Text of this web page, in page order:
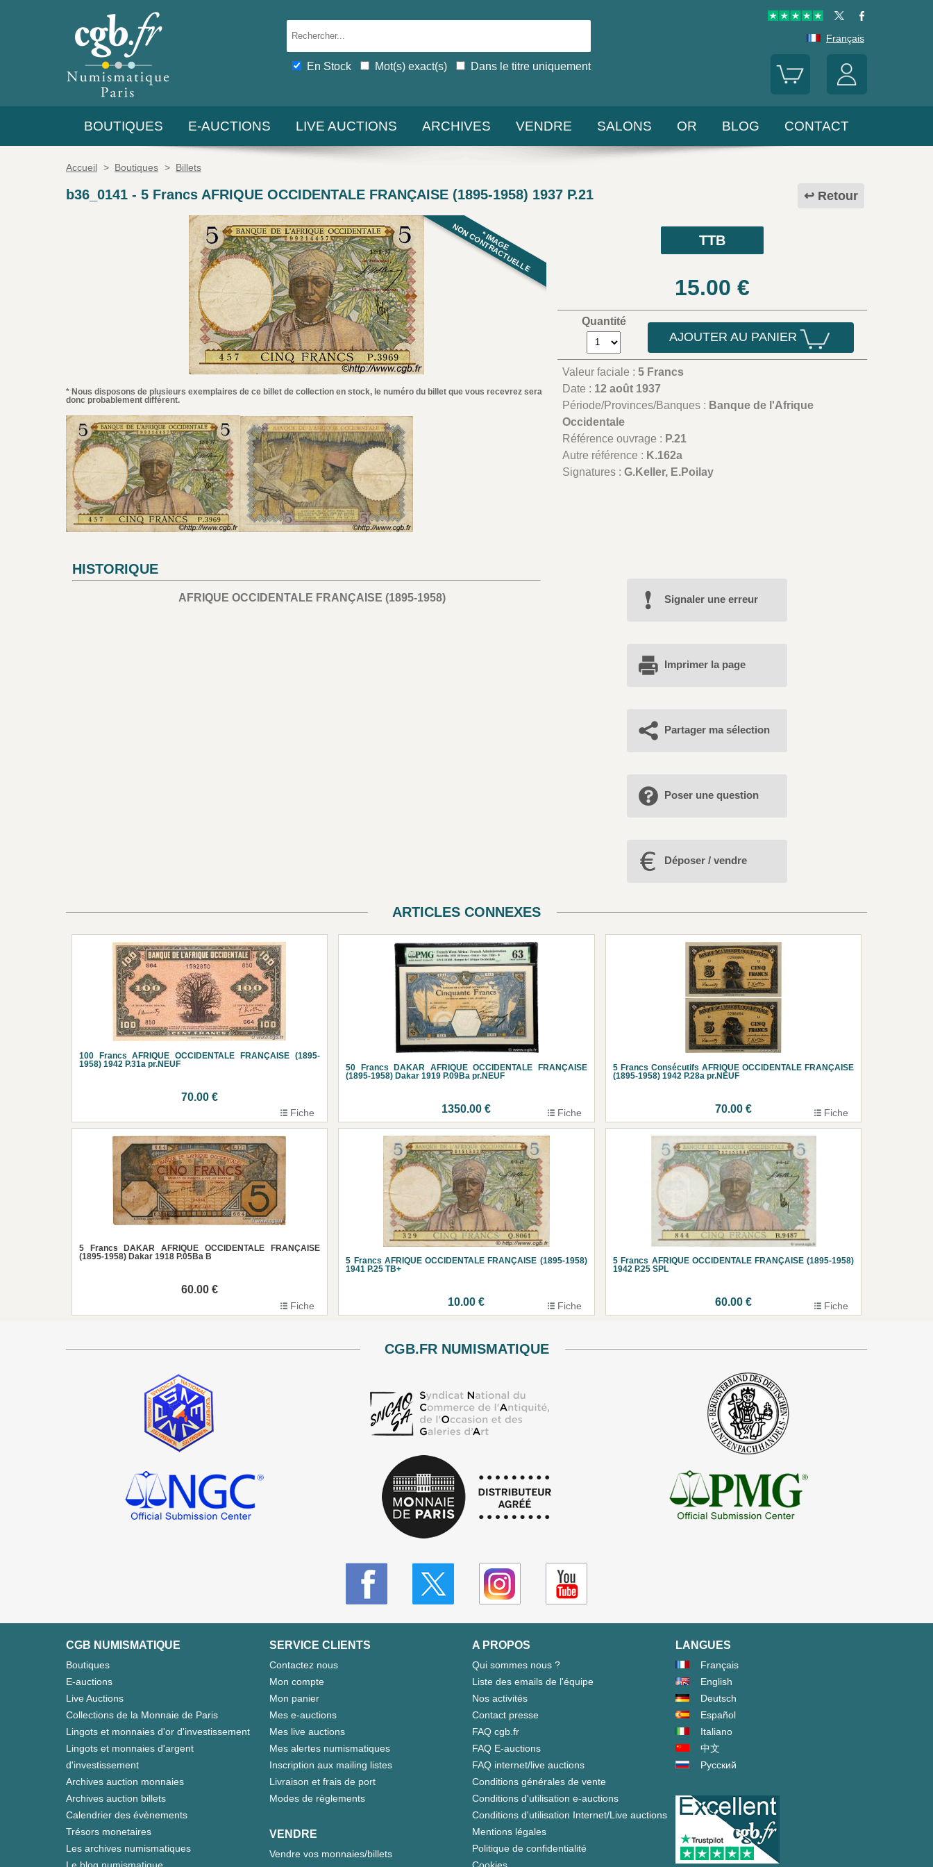
En Stock Mot(s) exact(s) Dans le titre uniquement
Français
BOUTIQUES E-AUCTIONS LIVE AUCTIONS ARCHIVES VENDRE SALONS OR BLOG CONTACT
Accueil > Boutiques > Billets
Retour
b36_0141 - 5 Francs AFRIQUE OCCIDENTALE FRANÇAISE (1895-1958) 1937 P.21
* IMAGE
NON CONTRACTUELLE
* Nous disposons de plusieurs exemplaires de ce billet de collection en stock, le numéro du billet que vous recevrez sera
donc probablement différent.
TTB
15.00 €
Quantité
AJOUTER AU PANIER
Valeur faciale :5 Francs
Date : 12 août 1937
Période/Provinces/Banques : Banque de l'Afrique
Occidentale
Référence ouvrage : P.21
Autre référence : K.162a
Signatures :G.Keller, E.Poilay
HISTORIQUE
AFRIQUE OCCIDENTALE FRANÇAISE (1895-1958) Signaler une erreur
Imprimer la page
Partager ma sélection
Poser une question
Déposer / vendre
ARTICLES CONNEXES
100 Francs AFRIQUE OCCIDENTALE FRANÇAISE (1895-
1958) 1942 P.31a pr.NEUF
70.00 €
Fiche
50 Francs DAKAR AFRIQUE OCCIDENTALE FRANÇAISE
(1895-1958) Dakar 1919 P.09Ba pr.NEUF
1350.00 € Fiche
5 Francs Consécutifs AFRIQUE OCCIDENTALE FRANÇAISE
(1895-1958) 1942 P.28a pr.NEUF
70.00 € Fiche
5 Francs DAKAR AFRIQUE OCCIDENTALE FRANÇAISE
(1895-1958) Dakar 1918 P.05Ba B
60.00 €
Fiche
5 Francs AFRIQUE OCCIDENTALE FRANÇAISE (1895-1958)
1941 P.25 TB+
10.00 € Fiche
5 Francs AFRIQUE OCCIDENTALE FRANÇAISE (1895-1958)
1942 P.25 SPL
60.00 € Fiche
CGB.FR NUMISMATIQUE
CGB NUMISMATIQUE
Boutiques
E-auctions
Live Auctions
Collections de la Monnaie de Paris
Lingots et monnaies d'or d'investissement
Lingots et monnaies d'argent
d'investissement
Archives auction monnaies
Archives auction billets
Calendrier des évènements
Trésors monetaires
Les archives numismatiques
Le blog numismatique
SERVICE CLIENTS
Contactez nous
Mon compte
Mon panier
Mes e-auctions
Mes live auctions
Mes alertes numismatiques
Inscription aux mailing listes
Livraison et frais de port
Modes de règlements
VENDRE
Vendre vos monnaies/billets
A PROPOS
Qui sommes nous ?
Liste des emails de l'équipe
Nos activités
Contact presse
FAQ cgb.fr
FAQ E-auctions
FAQ internet/live auctions
Conditions générales de vente
Conditions d'utilisation e-auctions
Conditions d'utilisation Internet/Live auctions
Mentions légales
Politique de confidentialité
Cookies
LANGUES
Français
English
Deutsch
Español
Italiano
中文
Русский